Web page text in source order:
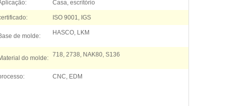
Casa, escritório
ISO 9001, IGS
de molde: HASCO, LKM
do molde: 718, 2738, NAK80, S136
CNC, EDM